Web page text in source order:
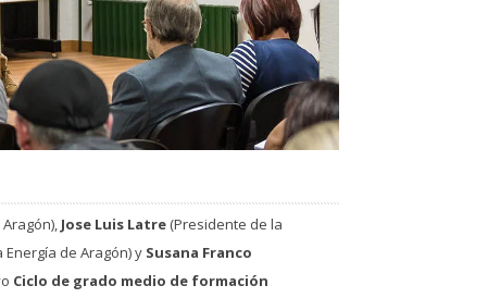
Jose Luis Latre (Presidente de la
de Aragón) y Susana Franco
Ciclo de grado medio de formación